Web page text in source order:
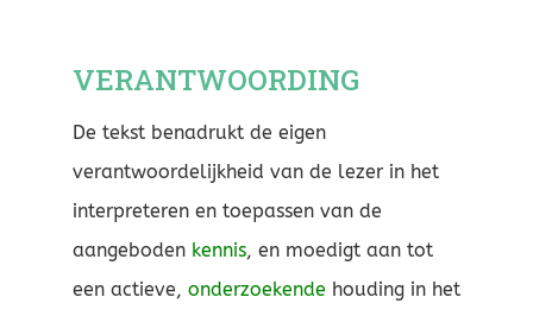
VERANTWOORDING
De tekst benadrukt de eigen
verantwoordelijkheid van de lezer in het
interpreteren en toepassen van de
aangeboden kennis, en moedigt aan tot
een actieve, onderzoekende houding in het